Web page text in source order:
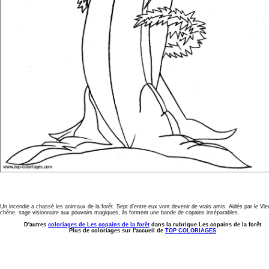
Un incendie a chassé les animaux de la forêt. Sept d’entre eux vont devenir de vrais amis. Aidés par le
chêne, sage visionnaire aux pouvoirs magiques, ils forment une bande de copains inséparables.
D'autres coloriages de Les copains de la forêt dans la rubrique Les copains de la forêt
Plus de coloriages sur l'accueil de TOP COLORIAGES